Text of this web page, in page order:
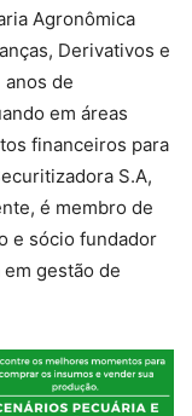
Agronômica
Derivativos e
anos de
em áreas
financeiros para
S.A,
é membro de
e sócio fundador
em gestão de